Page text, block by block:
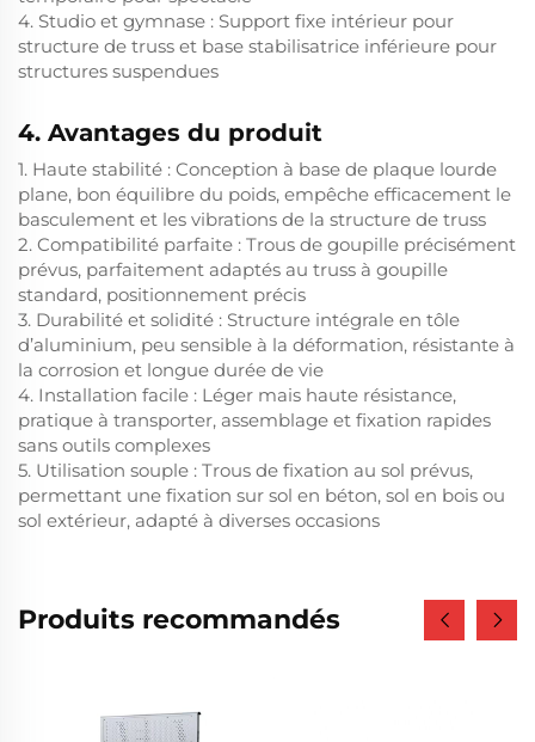
4. Studio et gymnase : Support fixe intérieur pour
structure de truss et base stabilisatrice inférieure pour
structures suspendues
4. Avantages du produit
1. Haute stabilité : Conception à base de plaque lourde
plane, bon équilibre du poids, empêche efficacement le
basculement et les vibrations de la structure de truss
2. Compatibilité parfaite : Trous de goupille précisément
prévus, parfaitement adaptés au truss à goupille
standard, positionnement précis
3. Durabilité et solidité : Structure intégrale en tôle
d’aluminium, peu sensible à la déformation, résistante à
la corrosion et longue durée de vie
4. Installation facile : Léger mais haute résistance,
pratique à transporter, assemblage et fixation rapides
sans outils complexes
5. Utilisation souple : Trous de fixation au sol prévus,
permettant une fixation sur sol en béton, sol en bois ou
sol extérieur, adapté à diverses occasions
Produits recommandés